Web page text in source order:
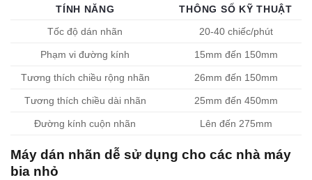
TÍNH NĂNG
THÔNG SỐ KỸ THUẬT
Tốc độ dán nhãn
20-40 chiếc/phút
Phạm vi đường kính 15mm đến 150mm
Tương thích chiều rộng nhãn 26mm đến 150mm
Tương thích chiều dài nhãn 25mm đến 450mm
Đường kính cuộn nhãn Lên đến 275mm
Máy dán nhãn dễ sử dụng cho các nhà máy
bia nhỏ